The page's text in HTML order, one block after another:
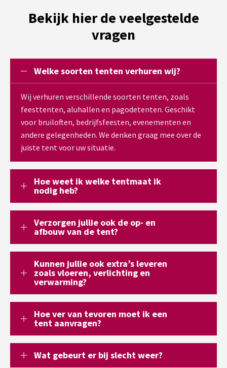
Bekijk hier de veelgestelde
vragen
Welke soorten tenten verhuren wij?
Wij verhuren verschillende soorten tenten, zoals
feesttenten, aluhallen en pagodetenten. Geschikt
voor bruiloften, bedrijfsfeesten, evenementen en
andere gelegenheden. We denken graag mee over de
juiste tent voor uw situatie.
Hoe weet ik welke tentmaat ik
nodig heb?
Verzorgen jullie ook de op- en
afbouw van de tent?
Kunnen jullie ook extra’s leveren
zoals vloeren, verlichting en
verwarming?
Hoe ver van tevoren moet ik een
tent aanvragen?
Wat gebeurt er bij slecht weer?